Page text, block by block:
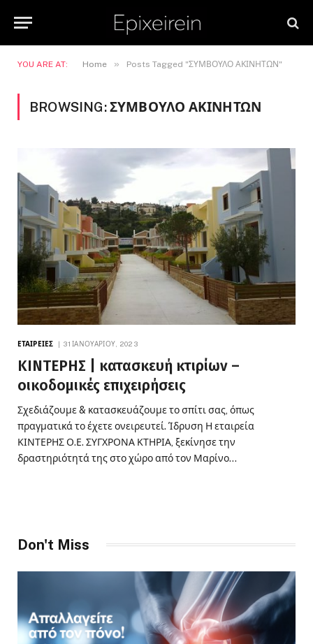
YOU ARE AT: Home » Posts Tagged "ΣΥΜΒΟΥΛΟ ΑΚΙΝΗΤΩΝ"
BROWSING:ΣΥΜΒΟΥΛΟ ΑΚΙΝΗΤΩΝ
ΕΤΑΙΡΕΊΕΣ 31 ΙΑΝΟΥΑΡΊΟΥ, 2023
ΚΙΝΤΕΡΗΣ | κατασκευή κτιρίων –
οικοδομικές επιχειρήσεις
Σχεδιάζουμε & κατασκευάζουμε το σπίτι σας, όπως
πραγματικά το έχετε ονειρευτεί. Ίδρυση Η εταιρεία
ΚΙΝΤΕΡΗΣ Ο.Ε. ΣΥΓΧΡΟΝΑ ΚΤΗΡΙΑ, ξεκίνησε την
δραστηριότητά της στο χώρο από τον Μαρίνο…
Don't Miss